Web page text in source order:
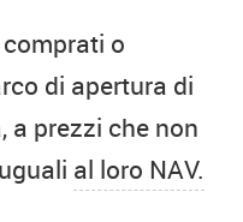
o
di apertura di
a prezzi che non
al loro NAV.